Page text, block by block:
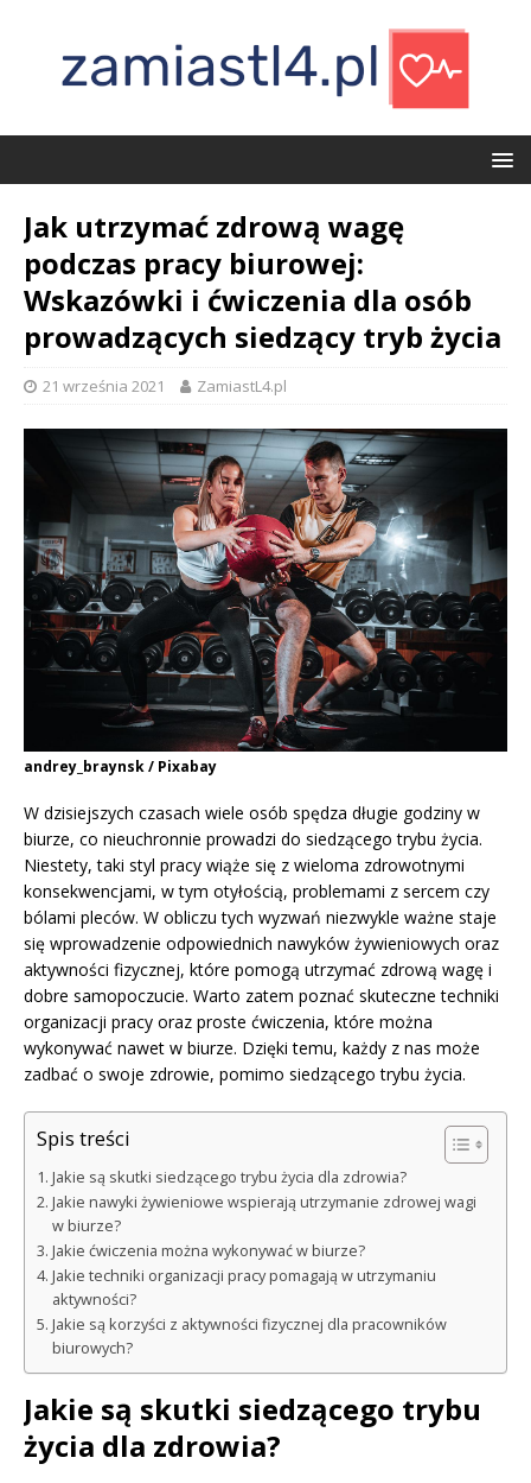
Jak utrzymać zdrową wagę
podczas pracy biurowej:
Wskazówki i ćwiczenia dla osób
prowadzących siedzący tryb życia
21 września 2021 ZamiastL4.pl
andrey_braynsk / Pixabay
W dzisiejszych czasach wiele osób spędza długie godziny w
biurze, co nieuchronnie prowadzi do siedzącego trybu życia.
Niestety, taki styl pracy wiąże się z wieloma zdrowotnymi
konsekwencjami, w tym otyłością, problemami z sercem czy
bólami pleców. W obliczu tych wyzwań niezwykle ważne staje
się wprowadzenie odpowiednich nawyków żywieniowych oraz
aktywności fizycznej, które pomogą utrzymać zdrową wagę i
dobre samopoczucie. Warto zatem poznać skuteczne techniki
organizacji pracy oraz proste ćwiczenia, które można
wykonywać nawet w biurze. Dzięki temu, każdy z nas może
zadbać o swoje zdrowie, pomimo siedzącego trybu życia.
Spis treści
Jakie są skutki siedzącego trybu życia dla zdrowia?
Jakie nawyki żywieniowe wspierają utrzymanie zdrowej wagi
w biurze?
Jakie ćwiczenia można wykonywać w biurze?
Jakie techniki organizacji pracy pomagają w utrzymaniu
aktywności?
Jakie są korzyści z aktywności fizycznej dla pracowników
biurowych?
Jakie są skutki siedzącego trybu
życia dla zdrowia?